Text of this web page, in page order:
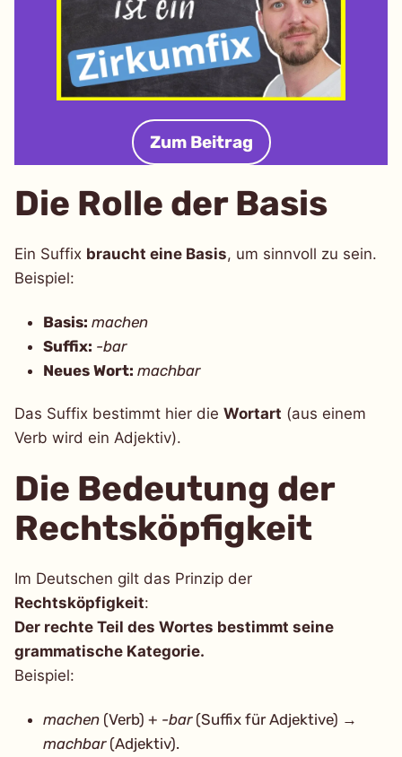
Zum Beitrag
Die Rolle der Basis
Ein Suffix braucht eine Basis, um sinnvoll zu sein.
Beispiel:
Basis: machen
Suffix: -bar
Neues Wort: machbar
Das Suffix bestimmt hier die Wortart (aus einem
Verb wird ein Adjektiv).
Die Bedeutung der
Rechtsköpfigkeit
Im Deutschen gilt das Prinzip der
Rechtsköpfigkeit:
Der rechte Teil des Wortes bestimmt seine
grammatische Kategorie.
Beispiel:
machen (Verb) + -bar (Suffix für Adjektive) →
machbar(Adjektiv).